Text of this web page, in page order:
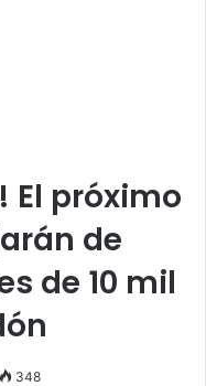
El próximo
de
de 10 mil
348